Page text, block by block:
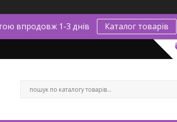
впродовж 1-3 днів Каталог товарів